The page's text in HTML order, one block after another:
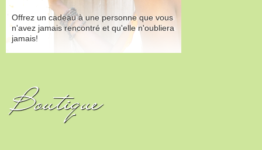
Offrez un cadeau à une personne que vous
n'avez jamais rencontré et qu'elle n'oubliera
jamais!
Boutique